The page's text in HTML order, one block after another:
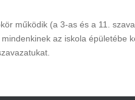
működik (a 3-as és a 11.
az iskola épületébe